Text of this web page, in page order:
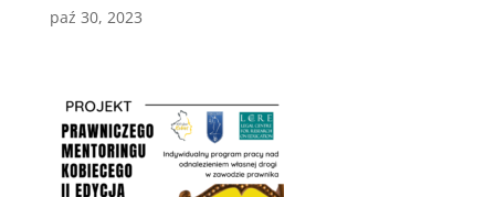
paź 30, 2023